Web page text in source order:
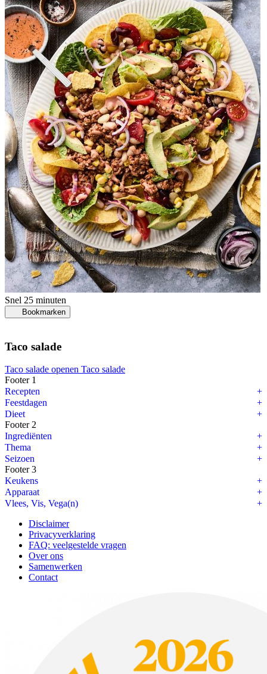
Snel 25 minuten
Bookmarken
Taco salade
Taco salade openen Taco salade
Footer 1
Recepten
Feestdagen
Dieet
Footer 2
Ingrediënten
Thema
Seizoen
Footer 3
Keukens
Apparaat
Vlees, Vis, Vega(n)
Disclaimer
Privacyverklaring
FAQ: veelgestelde vragen
Over ons
Samenwerken
Contact